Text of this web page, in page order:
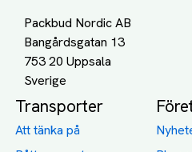
Packbud Nordic AB
Bangårdsgatan 13
753 20 Uppsala
Transporter
Att tänka på